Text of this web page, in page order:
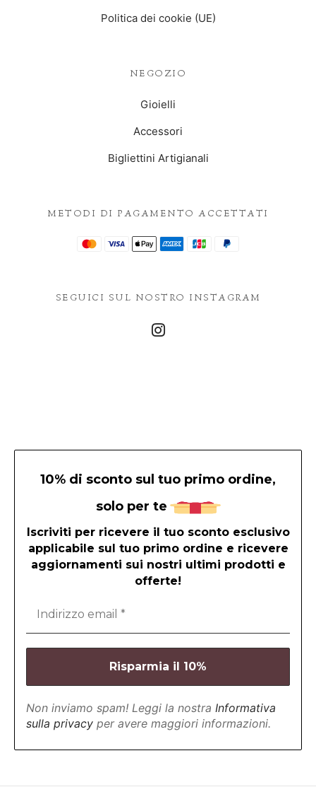
METODI DI PAGAMENTO ACCETTATI
SEGUICI SUL NOSTRO INSTAGRAM
Politica dei cookie (UE)
NEGOZIO
Gioielli
Accessori
Bigliettini Artigianali
10% di sconto sul tuo primo ordine,
solo per te
Iscriviti per ricevere il tuo sconto esclusivo
applicabile sul tuo primo ordine e ricevere
aggiornamenti sui nostri ultimi prodotti e
offerte!
Non inviamo spam! Leggi la nostra Informativa
sulla privacy per avere maggiori informazioni.